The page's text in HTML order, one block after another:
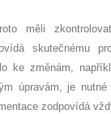
měli
skutečnému
ke změnám,
úpravám, je
zodpovídá